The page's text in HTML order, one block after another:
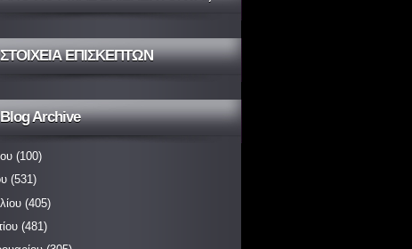
ΣΤΟΙΧΕΙΑ ΕΠΙΣΚΕΠΤΩΝ
Blog Archive
(100)
(531)
(405)
(481)